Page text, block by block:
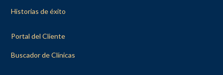
Historias de éxito
Portal del Cliente
Buscador de Clínicas